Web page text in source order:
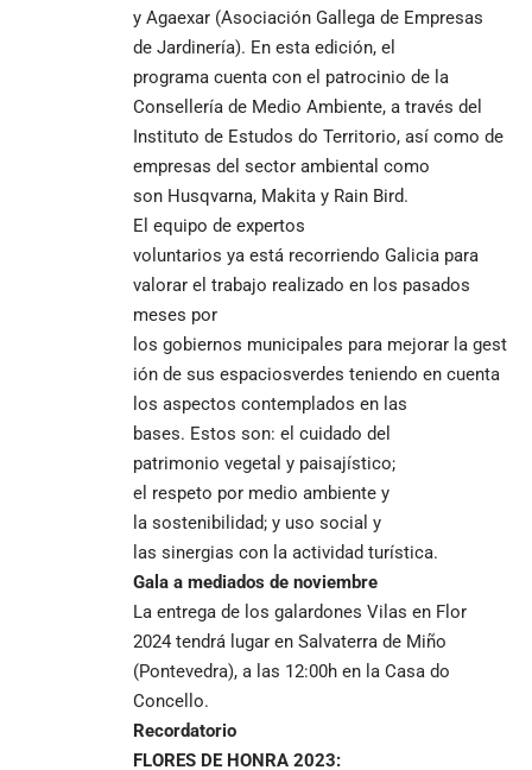
y Agaexar (Asociación Gallega de Empresas
de Jardinería). En esta edición, el
programa cuenta con el patrocinio de la
Consellería de Medio Ambiente, a través del
Instituto de Estudos do Territorio, así como de
empresas del sector ambiental como
son Husqvarna, Makita y Rain Bird.
El equipo de expertos
voluntarios ya está recorriendo Galicia para
valorar el trabajo realizado en los pasados
meses por
los gobiernos municipales para mejorar la gest
ión de sus espaciosverdes teniendo en cuenta
los aspectos contemplados en las
bases. Estos son: el cuidado del
patrimonio vegetal y paisajístico;
el respeto por medio ambiente y
la sostenibilidad; y uso social y
las sinergias con la actividad turística.
Gala a mediados de noviembre
La entrega de los galardones Vilas en Flor
2024 tendrá lugar en Salvaterra de Miño
(Pontevedra), a las 12:00h en la Casa do
Concello.
Recordatorio
FLORES DE HONRA 2023: